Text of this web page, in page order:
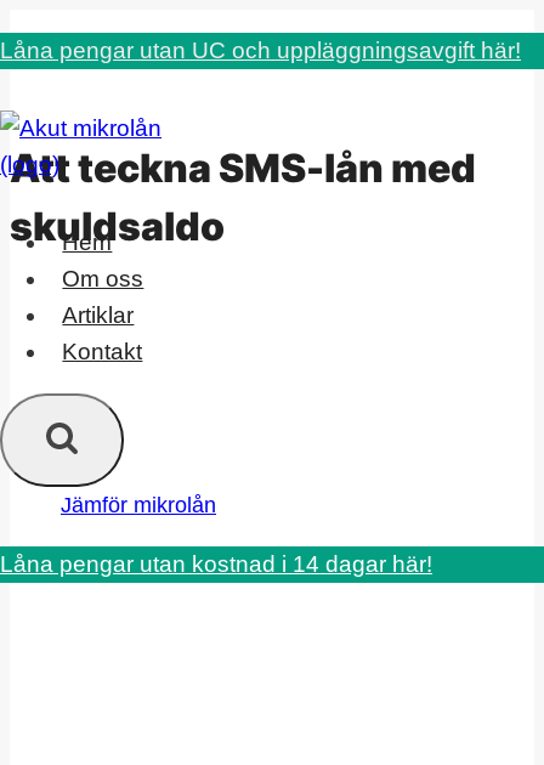
to
Låna pengar utan UC och uppläggningsavgift här!
Hem
Om oss
Artiklar
Kontakt
Jämför mikrolån
Låna pengar utan kostnad i 14 dagar här!
Att teckna SMS-lån med
skuldsaldo